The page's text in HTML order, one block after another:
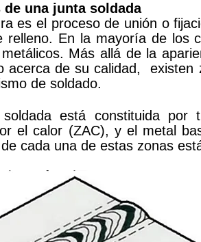
de una junta soldada
es el proceso de unión o
relleno. En la mayoría de los
Más allá de la
acerca de su calidad, existen
de soldado.
está constituida
el calor (ZAC), y el metal
cada una de estas zonas